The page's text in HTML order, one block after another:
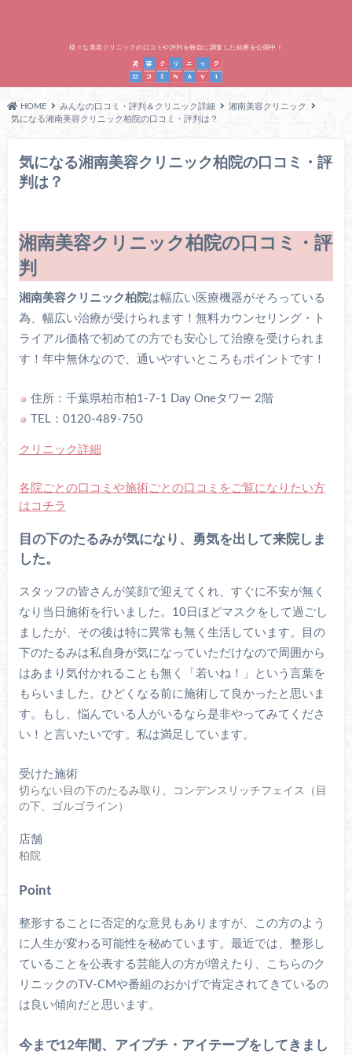
様々な美容クリニックの口コミや評判を独自に調査した結果を公開中！
HOME みんなの口コミ・評判＆クリニック詳細
湘南美容クリニック
気になる湘南美容クリニック柏院の口コミ・評判は？
気になる湘南美容クリニック柏院の口コミ・評
判は？
湘南美容クリニック柏院の口コミ・評
判
湘南美容クリニック柏院は幅広い医療機器がそろっている
為、幅広い治療が受けられます！無料カウンセリング・ト
ライアル価格で初めての方でも安心して治療を受けられま
す！年中無休なので、通いやすいところもポイントです！
住所：千葉県柏市柏1-7-1 Day Oneタワー 2階
TEL：0120-489-750
クリニック詳細
各院ごとの口コミや施術ごとの口コミをご覧になりたい方
はコチラ
目の下のたるみが気になり、勇気を出して来院しま
した。
スタッフの皆さんが笑顔で迎えてくれ、すぐに不安が無く
なり当日施術を行いました。10日ほどマスクをして過ごし
ましたが、その後は特に異常も無く生活しています。目の
下のたるみは私自身が気になっていただけなので周囲から
はあまり気付かれることも無く「若いね！」という言葉を
もらいました。ひどくなる前に施術して良かったと思いま
す。もし、悩んでいる人がいるなら是非やってみてくださ
い！と言いたいです。私は満足しています。
受けた施術
切らない目の下のたるみ取り、コンデンスリッチフェイス（目
の下、ゴルゴライン）
店舗
柏院
Point
整形することに否定的な意見もありますが、この方のよう
に人生が変わる可能性を秘めています。最近では、整形し
ていることを公表する芸能人の方が増えたり、こちらのク
リニックのTV-CMや番組のおかげで肯定されてきているの
は良い傾向だと思います。
今まで12年間、アイプチ・アイテープをしてきまし